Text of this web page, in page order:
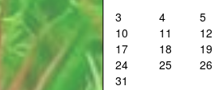
3
4 5
10
11 12
17
18 19
24
25 26
31